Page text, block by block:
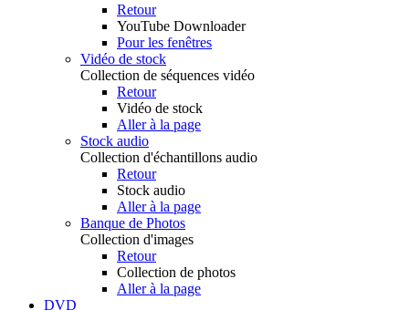
Retour
YouTube Downloader
Pour les fenêtres
Vidéo de stock
Collection de séquences vidéo
Retour
Vidéo de stock
Aller à la page
Stock audio
Collection d'échantillons audio
Retour
Stock audio
Aller à la page
Banque de Photos
Collection d'images
Retour
Collection de photos
Aller à la page
DVD